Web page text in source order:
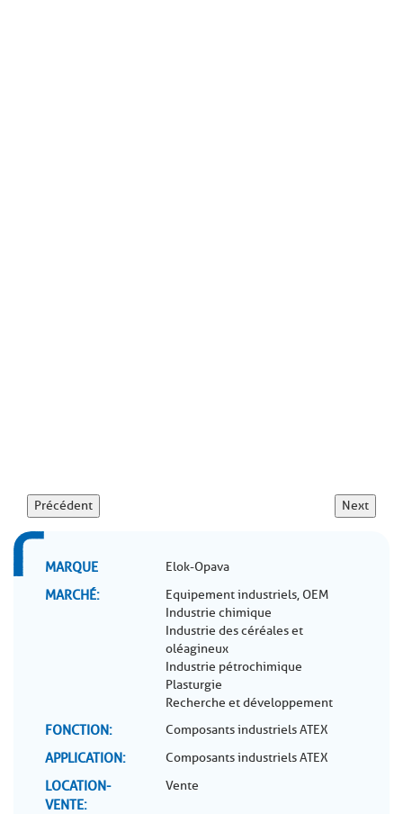
Précédent Next
MARQUE Elok-Opava
MARCHÉ
Equipement industriels, OEM
Industrie chimique
Industrie des céréales et
oléagineux
Industrie pétrochimique
Plasturgie
Recherche et développement
FONCTION Composants industriels ATEX
APPLICATION Composants industriels ATEX
LOCATION-
VENTE
Vente